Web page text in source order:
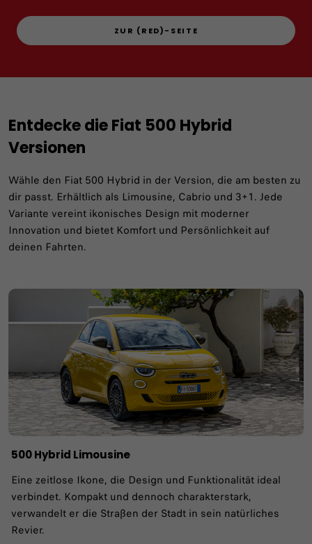
ZUR (RED)-SEITE
Entdecke die Fiat 500 Hybrid
Versionen
Wähle den Fiat 500 Hybrid in der Version, die am besten zu
dir passt. Erhältlich als Limousine, Cabrio und 3+1. Jede
Variante vereint ikonisches Design mit moderner
Innovation und bietet Komfort und Persönlichkeit auf
deinen Fahrten.
500 Hybrid Limousine
Eine zeitlose Ikone, die Design und Funktionalität ideal
verbindet. Kompakt und dennoch charakterstark,
verwandelt er die Straßen der Stadt in sein natürliches
Revier.